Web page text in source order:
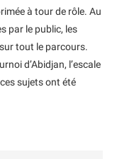
à tour de rôle. Au
par le public, les
tout le parcours.
d’Abidjan, l’escale
sujets ont été